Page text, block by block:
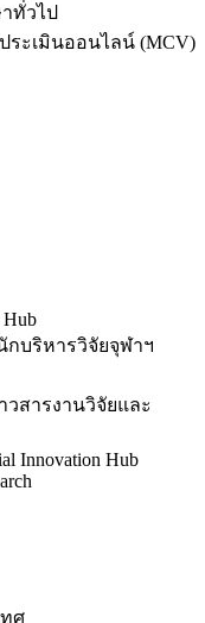
ทั่วไป
ระเมินออนไลน์ (MCV)
Hub
กบริหารวิจัยจุฬาฯ
วสารงานวิจัยและ
Innovation Hub
ศ